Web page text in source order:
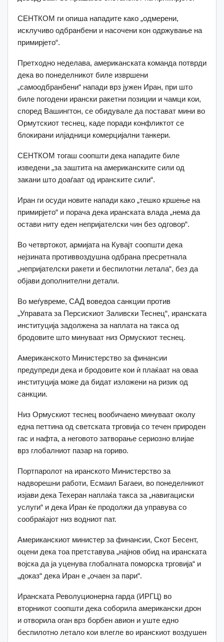
СЕНТКОМ ги опиша нападите како „одмерени,
исклучиво одбранбени и насочени кон одржување на
примирјето“.
Претходно неделава, американската команда потврди
дека во понеделникот биле извршени
„самоодбранбени“ напади врз јужен Иран, при што
биле погодени ирански ракетни позиции и чамци кои,
според Вашингтон, се обидувале да постават мини во
Ормутскиот теснец, каде поради конфликтот се
блокирани илјадници комерцијални танкери.
СЕНТКОМ тогаш соопшти дека нападите биле
изведени „за заштита на американските сили од
закани што доаѓаат од иранските сили“.
Иран ги осуди новите напади како „тешко кршење на
примирјето“ и порача дека иранската влада „нема да
остави ниту еден непријателски чин без одговор“.
Во четвртокот, армијата на Кувајт соопшти дека
нејзината противвоздушна одбрана пресретнала
„непријателски ракети и беспилотни летала“, без да
објави дополнителни детали.
Во меѓувреме, САД воведоа санкции против
„Управата за Персискиот Заливски Теснец“, иранската
институција задолжена за наплата на такса од
бродовите што минуваат низ Ормускиот теснец.
Американското Министерство за финансии
предупреди дека и бродовите кои ѝ плаќаат на оваа
институција може да бидат изложени на ризик од
санкции.
Низ Ормускиот теснец вообичаено минуваат околу
една петтина од светската трговија со течен природен
гас и нафта, а неговото затворање сериозно влијае
врз глобалниот пазар на гориво.
Портпаролот на иранското Министерство за
надворешни работи, Есмаил Багаеи, во понеделникот
изјави дека Техеран наплаќа такса за „навигациски
услуги“ и дека Иран ќе продолжи да управува со
сообраќајот низ водниот пат.
Американскиот министер за финансии, Скот Бесент,
оцени дека тоа претставува „најнов обид на иранската
војска да ја уценува глобалната поморска трговија“ и
„доказ“ дека Иран е „очаен за пари“.
Иранската Револуционерна гарда (ИРГЦ) во
вторникот соопшти дека соборила американски дрон
и отворила оган врз борбен авион и уште едно
беспилотно летало кои влегле во иранскиот воздушен